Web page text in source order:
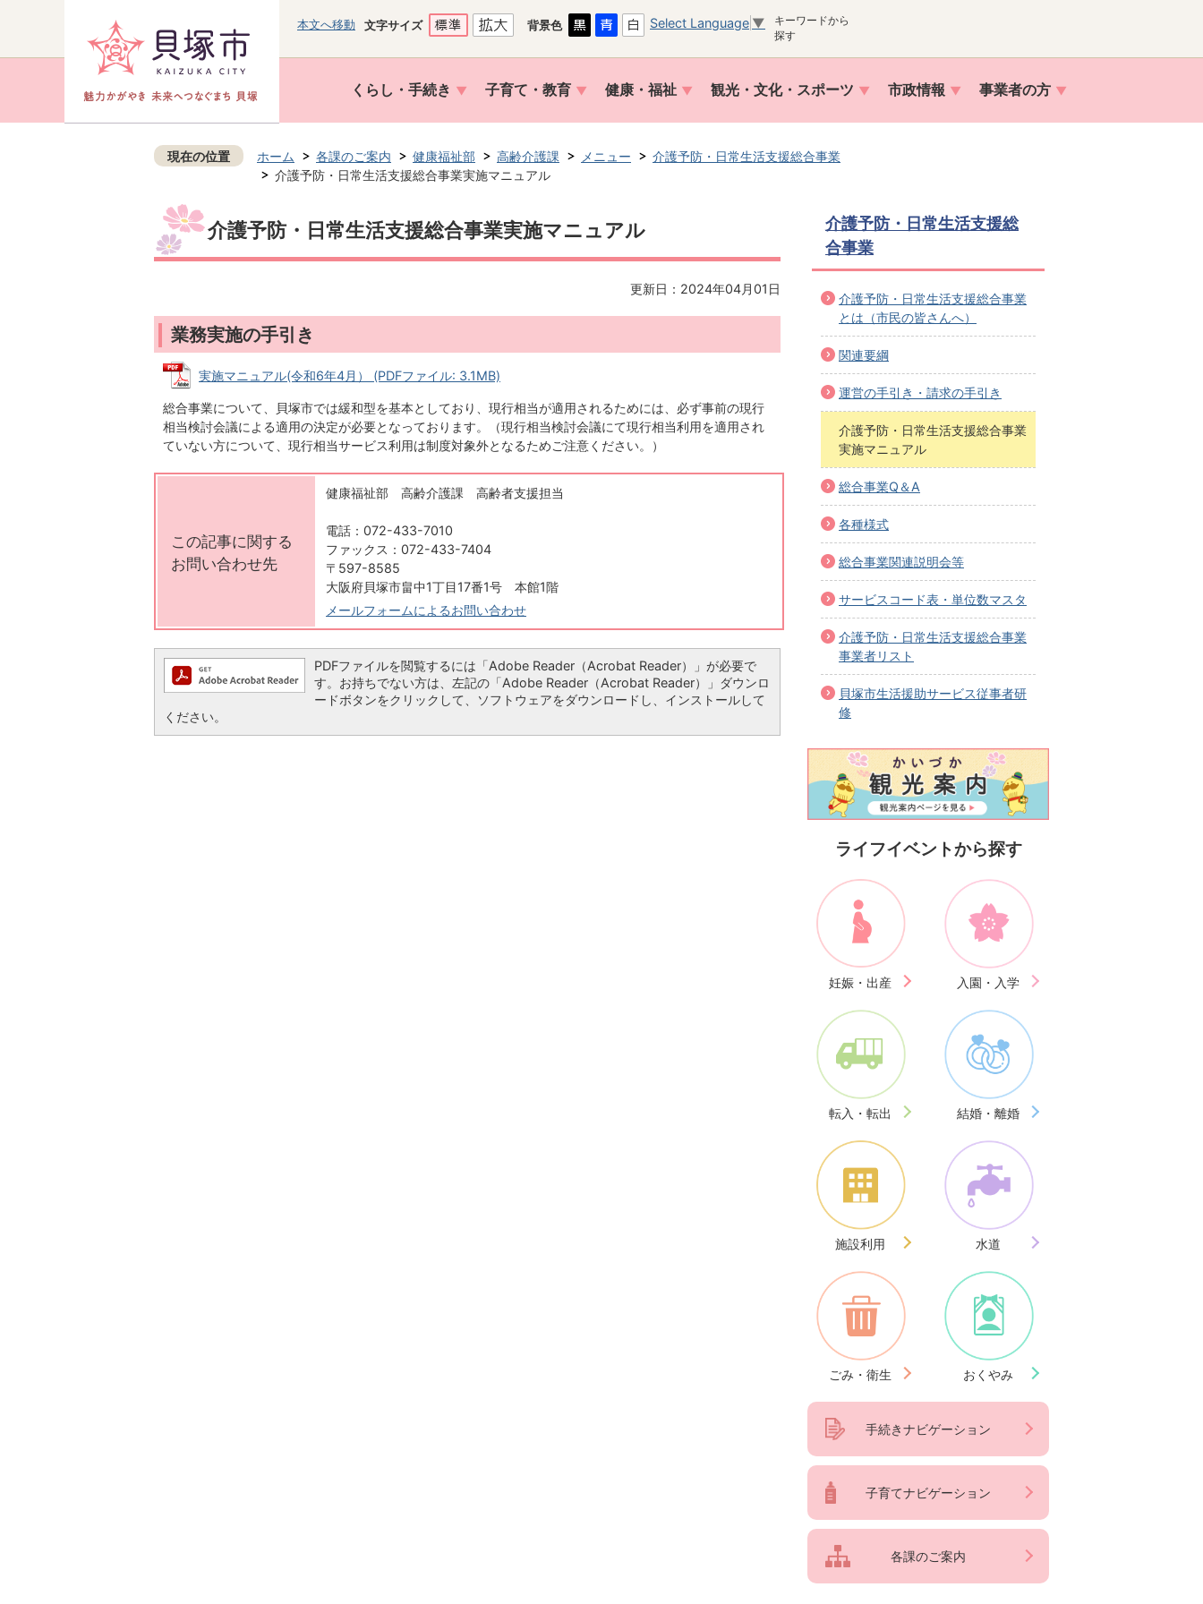
本文へ移動 文字サイズ 背景色 Select Language ▼
キーワードから
探す
くらし・手続き 子育て・教育 健康・福祉 観光・文化・スポーツ 市政情報 事業者の方
現在の位置 ホーム 各課のご案内 健康福祉部 高齢介護課 メニュー
介護予防・日常生活支援総合事業
介護予防・日常生活支援総合事業実施マニュアル
介護予防・日常生活支援総合事業実施マニュアル
更新日：2024年04月01日
業務実施の手引き
実施マニュアル(令和6年4月） (PDFファイル: 3.1MB)
総合事業について、貝塚市では緩和型を基本としており、現行相当が適用されるためには、必ず事前の現行
相当検討会議による適用の決定が必要となっております。（現行相当検討会議にて現行相当利用を適用され
ていない方について、現行相当サービス利用は制度対象外となるためご注意ください。）
この記事に関する
お問い合わせ先
健康福祉部 高齢介護課 高齢者支援担当
電話：072-433-7010
ファックス：072-433-7404
〒597-8585
大阪府貝塚市畠中1丁目17番1号 本館1階
メールフォームによるお問い合わせ
PDFファイルを閲覧するには「Adobe Reader（Acrobat Reader）」が必要で
す。お持ちでない方は、左記の「Adobe Reader（Acrobat Reader）」ダウンロ
ードボタンをクリックして、ソフトウェアをダウンロードし、インストールして
ください。
介護予防・日常生活支援総
合事業
介護予防・日常生活支援総合事業
とは（市民の皆さんへ）
関連要綱
運営の手引き・請求の手引き
介護予防・日常生活支援総合事業
実施マニュアル
総合事業Q＆A
各種様式
総合事業関連説明会等
サービスコード表・単位数マスタ
介護予防・日常生活支援総合事業
事業者リスト
貝塚市生活援助サービス従事者研
修
ライフイベントから探す
妊娠・出産 入園・入学
転入・転出 結婚・離婚
施設利用 水道
ごみ・衛生 おくやみ
手続きナビゲーション
子育てナビゲーション
各課のご案内